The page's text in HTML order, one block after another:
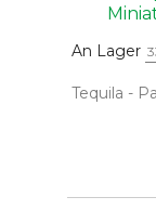
An Lager
Tequila -